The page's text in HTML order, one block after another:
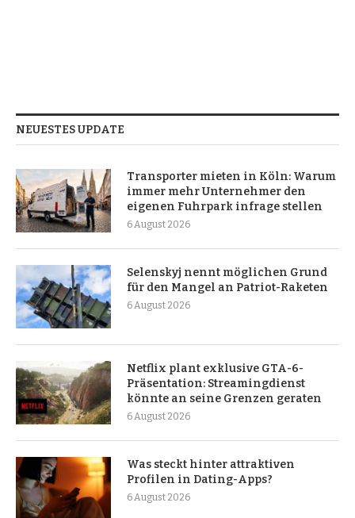
NEUESTES UPDATE
Transporter mieten in Köln: Warum
immer mehr Unternehmer den
eigenen Fuhrpark infrage stellen
6 August 2026
Selenskyj nennt möglichen Grund
für den Mangel an Patriot-Raketen
6 August 2026
Netflix plant exklusive GTA-6-
Präsentation: Streamingdienst
könnte an seine Grenzen geraten
6 August 2026
Was steckt hinter attraktiven
Profilen in Dating-Apps?
6 August 2026